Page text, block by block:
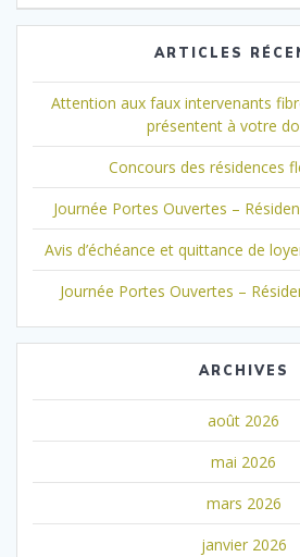
l’article
ARTICLES
Attention aux faux intervenants
présentent à votre
Concours des résidences
Journée Portes Ouvertes –
Avis d’échéance et quittance de
Journée Portes Ouvertes –
ARCHIVES
août 2026
mai 2026
mars 2026
janvier 2026